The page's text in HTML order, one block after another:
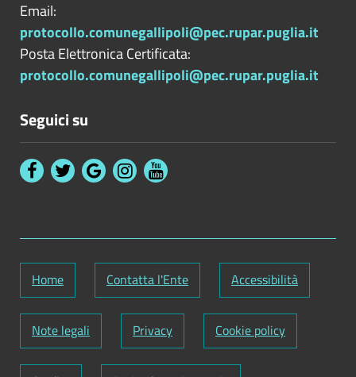
Email:
protocollo.comunegallipoli@pec.rupar.puglia.it
Posta Elettronica Certificata:
protocollo.comunegallipoli@pec.rupar.puglia.it
Seguici su
Home Contatta l'Ente Accessibilità
Note legali Privacy Cookie policy